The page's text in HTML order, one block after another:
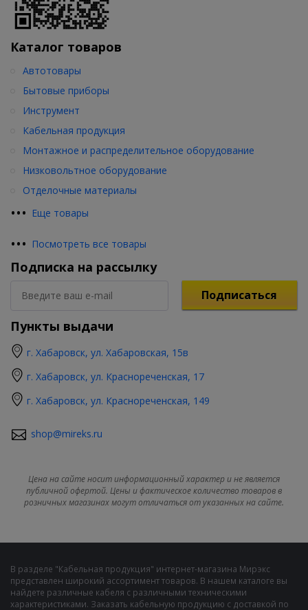
Каталог товаров
••• Еще товары
Автотовары
Бытовые приборы
Инструмент
Кабельная продукция
Монтажное и распределительное оборудование
Низковольтное оборудование
Отделочные материалы
••• Посмотреть все товары
Подписка на рассылку
Подписаться
Пункты выдачи
г. Хабаровск, ул. Хабаровская, 15в
г. Хабаровск, ул. Краснореченская, 17
г. Хабаровск, ул. Краснореченская, 149
shop@mireks.ru
Цена на сайте носит информационный характер и не является
публичной офертой. Цены и фактическое количество товаров в
розничных магазинах могут отличаться от указанных на сайте.
В разделе "Кабельная продукция" интернет-магазина Мирэкс
представлен широкий ассортимент товаров. В нашем каталоге вы
найдете различные кабеля с различными техническими
характеристиками. Заказать кабельную продукцию с доставкой по